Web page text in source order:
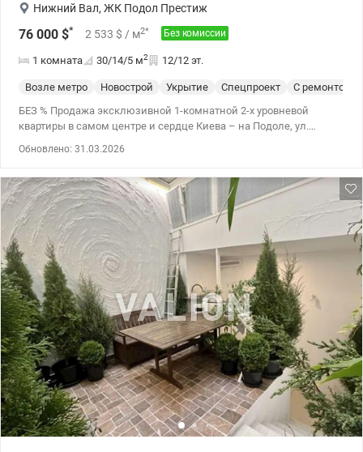
Нижний Вал, ЖК Подол Престиж
76 000 $* 2 533 $ / м2* Без комиссии
1 комната 30/14/5 м2 12/12 эт.
Возле метро Новострой Укрытие Спецпроект
С ремонтом
БЕЗ % Продажа эксклюзивной 1-комнатной 2-х уровневой
квартиры в самом центре и сердце Киева – на Подоле, ул.
метро Контрактовая площадь, вид с балкона – на Андреевскую
церковь. 5 мин до Андреевского спуска. В квартире выполнен
дизайнерский ремонт, обустроено спальное место на верхнем
ярусе, есть санузел и гардероб, кухонная зона и гостиная. В
квартире есть подогрев пола по всей площади, утепление стен и
потолка, автономное отопление, очистка воды. Система
вытяжной вентиляции, кондиционирования. Зона парковки,
лифты, в т.ч. грузовой, консьерж, видеонаблюдение. Хорошая и
изысканная квартира ожидает своего нового владельца. Сейчас
квартира в аренде и высокорентабельна, если рассматривать,
как инвестицию. Цена 76 000 у.е. +38 050 213 87 71, +38 095 490 54
11 Наталия, www.valion.ua/1142841
Обновлено: 31.03.2026